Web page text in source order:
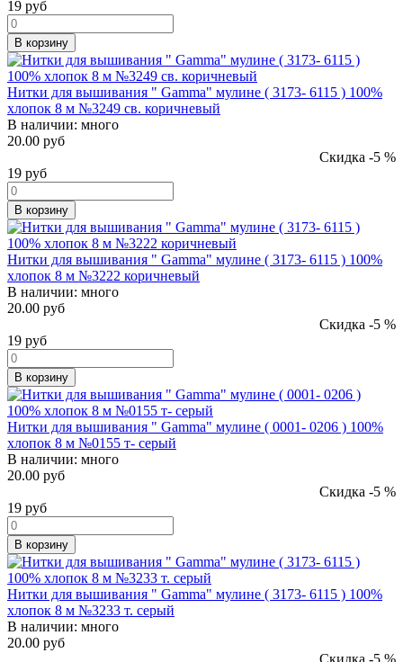
19 руб
В корзину
Нитки для вышивания " Gamma" мулине ( 3173- 6115 ) 100%
хлопок 8 м №3249 св. коричневый
В наличии: много
20.00 руб
Скидка -5 %
19 руб
В корзину
Нитки для вышивания " Gamma" мулине ( 3173- 6115 ) 100%
хлопок 8 м №3222 коричневый
В наличии: много
20.00 руб
Скидка -5 %
19 руб
В корзину
Нитки для вышивания " Gamma" мулине ( 0001- 0206 ) 100%
хлопок 8 м №0155 т- серый
В наличии: много
20.00 руб
Скидка -5 %
19 руб
В корзину
Нитки для вышивания " Gamma" мулине ( 3173- 6115 ) 100%
хлопок 8 м №3233 т. серый
В наличии: много
20.00 руб
Скидка -5 %